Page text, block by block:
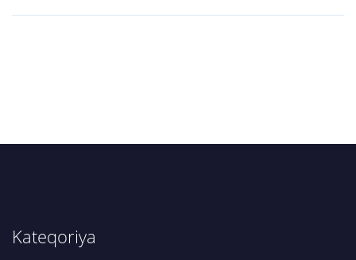
Kateqoriya